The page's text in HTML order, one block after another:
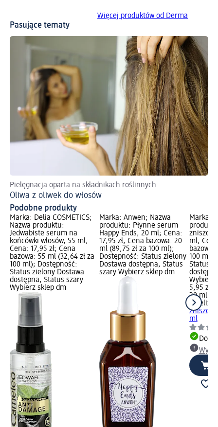
Więcej produktów od Derma
Pasujące tematy
Pielęgnacja oparta na składnikach roślinnych
Oliwa z oliwek do włosów
Podobne produkty
Marka: Delia COSMETICS;
Nazwa produktu:
Jedwabiste serum na
końcówki włosów, 55 ml;
Cena: 17,95 zł; Cena
bazowa: 55 ml (32,64 zł za
100 ml); Dostępność:
Status zielony Dostawa
dostępna, Status szary
Wybierz sklep dm
Marka: Anwen; Nazwa
produktu: Płynne serum
Happy Ends, 20 ml; Cena:
17,95 zł; Cena bazowa: 20
ml (89,75 zł za 100 ml);
Dostępność: Status zielony
Dostawa dostępna, Status
szary Wybierz sklep dm
Marka:
ml;
bazowa:
100 ml);
Status
Wybierz
5,95 zł
20 ml
ml